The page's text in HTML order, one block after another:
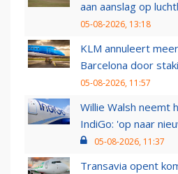
aan aanslag op
05-08-2026, 13:18
KLM annuleert
Barcelona door
05-08-2026, 11:57
Willie Walsh neemt
IndiGo: 'op naar
05-08-2026, 11:37
Transavia opent